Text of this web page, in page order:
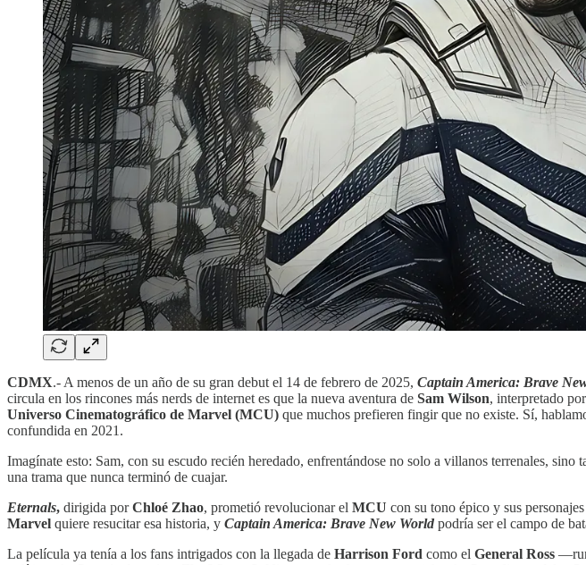
CDMX.- A menos de un año de su gran debut el 14 de febrero de 2025, Captain America: Brave
circula en los rincones más nerds de internet es que la nueva aventura de Sam Wilson, interpretado por
Universo Cinematográfico de Marvel (MCU) que muchos prefieren fingir que no existe. Sí,
confundida en 2021.
Imagínate esto: Sam, con su escudo recién heredado, enfrentándose no solo a villanos terrenales,
una trama que nunca terminó de cuajar.
Eternals, dirigida porChloé Zhao, prometió revolucionar el MCU con su tono épico y sus
Marvel quiere resucitar esa historia, y Captain America: Brave New World podría ser el campo de
La película ya tenía a los fans intrigados con la llegada de Harrison Ford como el General Ross